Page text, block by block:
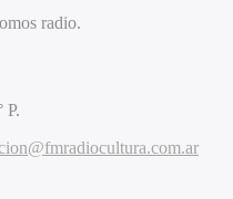
radio.
P.